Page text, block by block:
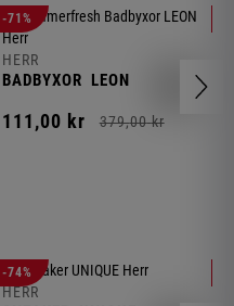
-71%
HERR
BADBYXOR LEON
111,00 kr 379,00 kr
-74%
HERR